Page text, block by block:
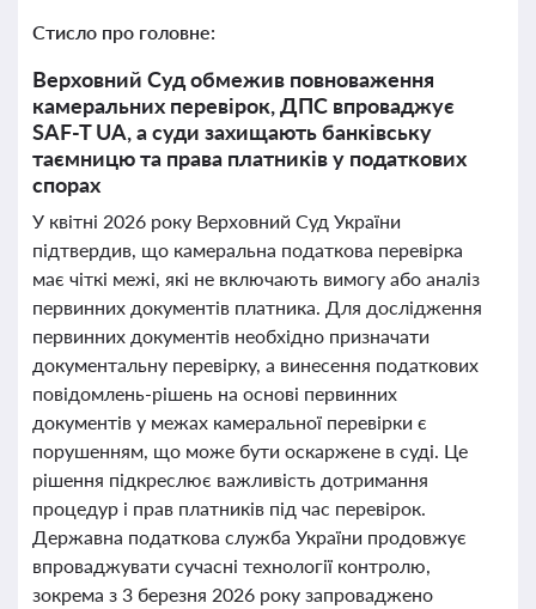
Стисло про головне:
Верховний Суд обмежив повноваження
камеральних перевірок, ДПС впроваджує
SAF-T UA, а суди захищають банківську
таємницю та права платників у податкових
спорах
У квітні 2026 року Верховний Суд України
підтвердив, що камеральна податкова перевірка
має чіткі межі, які не включають вимогу або аналіз
первинних документів платника. Для дослідження
первинних документів необхідно призначати
документальну перевірку, а винесення податкових
повідомлень-рішень на основі первинних
документів у межах камеральної перевірки є
порушенням, що може бути оскаржене в суді. Це
рішення підкреслює важливість дотримання
процедур і прав платників під час перевірок.
Державна податкова служба України продовжує
впроваджувати сучасні технології контролю,
зокрема з 3 березня 2026 року запроваджено